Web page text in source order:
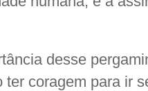
desse
ter coragem para ir